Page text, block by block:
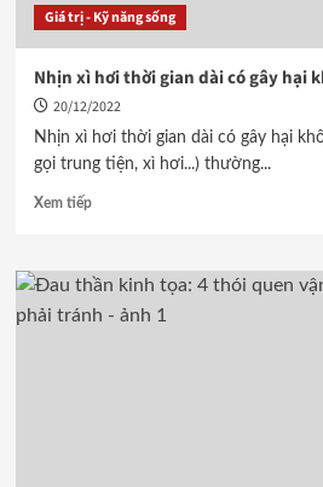
Giá trị - Kỹ năng sống
Nhịn xì hơi thời gian dài có gây hại
20/12/2022
Nhịn xì hơi thời gian dài có gây hại
gọi trung tiện, xì hơi...) thường...
Xem tiếp